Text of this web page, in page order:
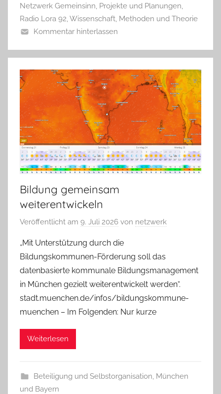
Netzwerk Gemeinsinn, Projekte und Planungen,
Radio Lora 92,Wissenschaft, Methoden und Theorie
Kommentar hinterlassen
Bildung gemeinsam
weiterentwickeln
Veröffentlicht am 9. Juli 2026 von netzwerk
„Mit Unterstützung durch die
Bildungskommunen-Förderung soll das
datenbasierte kommunale Bildungsmanagement
in München gezielt weiterentwickelt werden“.
stadt.muenchen.de/infos/bildungskommune-
muenchen – Im Folgenden: Nur kurze
Weiterlesen
Beteiligung und Selbstorganisation, München
und Bayern